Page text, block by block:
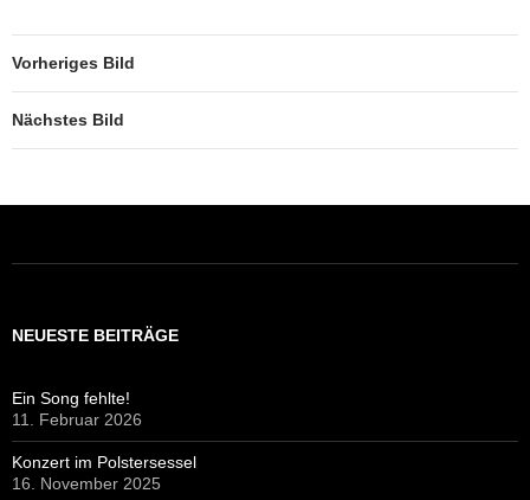
Vorheriges Bild
Nächstes Bild
NEUESTE BEITRÄGE
Ein Song fehlte!
11. Februar 2026
Konzert im Polstersessel
16. November 2025